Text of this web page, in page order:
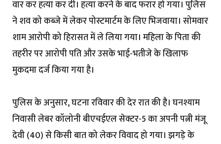
वार कर हत्या कर दी। हत्या करने के बाद फरार हो गया। पुलिस
ने शव को कब्जे में लेकर पोस्टमार्टम के लिए भिजवाया। सोमवार
शाम आरोपी को हिरासत में ले लिया गया। महिला के पिता की
तहरीर पर आरोपी पति और उसके भाई-भतीजे के खिलाफ
मुकदमा दर्ज किया गया है।
पुलिस के अनुसार, घटना रविवार की देर रात की है। घनश्याम
निवासी लेबर कॉलोनी बीएचईएल सेक्टर-5 का अपनी पत्नी मंजू
देवी (40) से किसी बात को लेकर विवाद हो गया। झगड़े के